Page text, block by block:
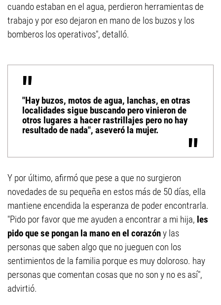
cuando estaban en el agua, perdieron herramientas de
trabajo y por eso dejaron en mano de los buzos y los
bomberos los operativos", detalló.
"Hay buzos, motos de agua, lanchas, en otras
localidades sigue buscando pero vinieron de
otros lugares a hacer rastrillajes pero no hay
resultado de nada", aseveró la mujer.
Y por último, afirmó que pese a que no surgieron
novedades de su pequeña en estos más de 50 días, ella
mantiene encendida la esperanza de poder encontrarla.
"Pido por favor que me ayuden a encontrar a mi hija, les
pido que se pongan la mano en el corazóny las
personas que saben algo que no jueguen con los
sentimientos de la familia porque es muy doloroso. hay
personas que comentan cosas que no son y no es así",
advirtió.